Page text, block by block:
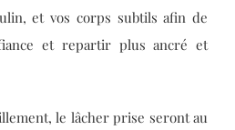
et vos corps subtils afin de
et repartir plus ancré et
le lâcher prise seront au